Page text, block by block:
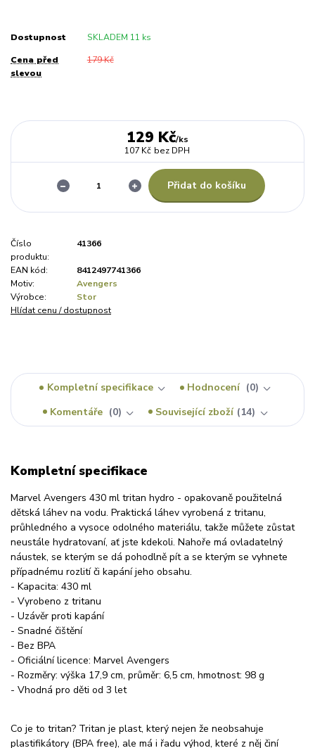
Dostupnost SKLADEM 11 ks
Cena před
slevou
179 Kč
129 Kč/ks
107 Kč bez DPH
Přidat do košíku
Číslo
produktu:
41366
EAN kód:
8412497741366
Motiv:
Avengers
Výrobce:
Stor
Hlídat cenu / dostupnost
Kompletní specifikace Hodnocení
0
Komentáře
0 Související zboží 14
Kompletní specifikace
Marvel Avengers 430 ml tritan hydro - opakovaně použitelná
dětská láhev na vodu. Praktická láhev vyrobená z tritanu,
průhledného a vysoce odolného materiálu, takže můžete zůstat
neustále hydratovaní, ať jste kdekoli. Nahoře má ovladatelný
náustek, se kterým se dá pohodlně pít a se kterým se vyhnete
případnému rozlití či kapání jeho obsahu.
- Kapacita: 430 ml
- Vyrobeno z tritanu
- Uzávěr proti kapání
- Snadné čištění
- Bez BPA
- Oficiální licence: Marvel Avengers
- Rozměry: výška 17,9 cm, průměr: 6,5 cm, hmotnost: 98 g
- Vhodná pro děti od 3 let
Co je to tritan? Tritan je plast, který nejen že neobsahuje
plastifikátory (BPA free), ale má i řadu výhod, které z něj činí